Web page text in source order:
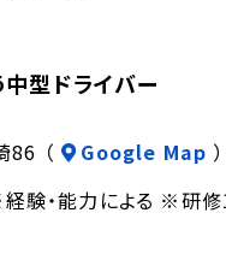
型ドライバー
（ Google Map ）
験・能力による ※研